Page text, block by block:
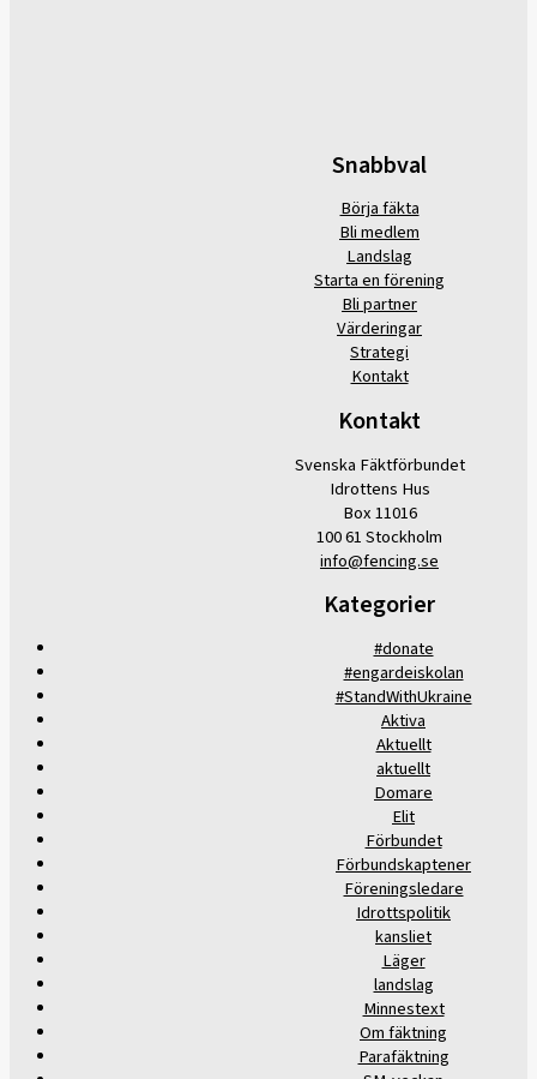
Snabbval
Börja fäkta
Bli medlem
Landslag
Starta en förening
Bli partner
Värderingar
Strategi
Kontakt
Kontakt
Svenska Fäktförbundet
Idrottens Hus
Box 11016
100 61 Stockholm
info@fencing.se
Kategorier
#donate
#engardeiskolan
#StandWithUkraine
Aktiva
Aktuellt
aktuellt
Domare
Elit
Förbundet
Förbundskaptener
Föreningsledare
Idrottspolitik
kansliet
Läger
landslag
Minnestext
Om fäktning
Parafäktning